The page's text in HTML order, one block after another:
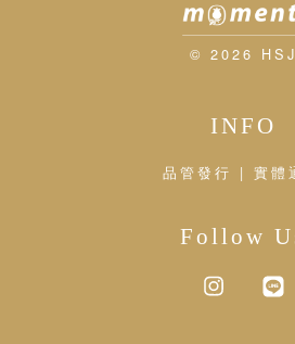
© 2026 HSJ
INFO
品管發行 | 實體
Follow